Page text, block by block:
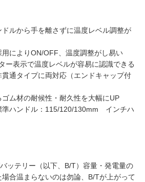
ドルから手を離さずに温度レベル調整が
用によりON/OFF、温度調整がし易い
ー表示で温度レベルが容易に認識できる
貫通タイプに両対応（エンドキャップ付
ゴム材の耐候性・耐久性を大幅にUP
準ハンドル：115/120/130mm インチハ
ッテリー（以下、B/T）容量・発電量の
合温まらないのは勿論、B/Tが上がって